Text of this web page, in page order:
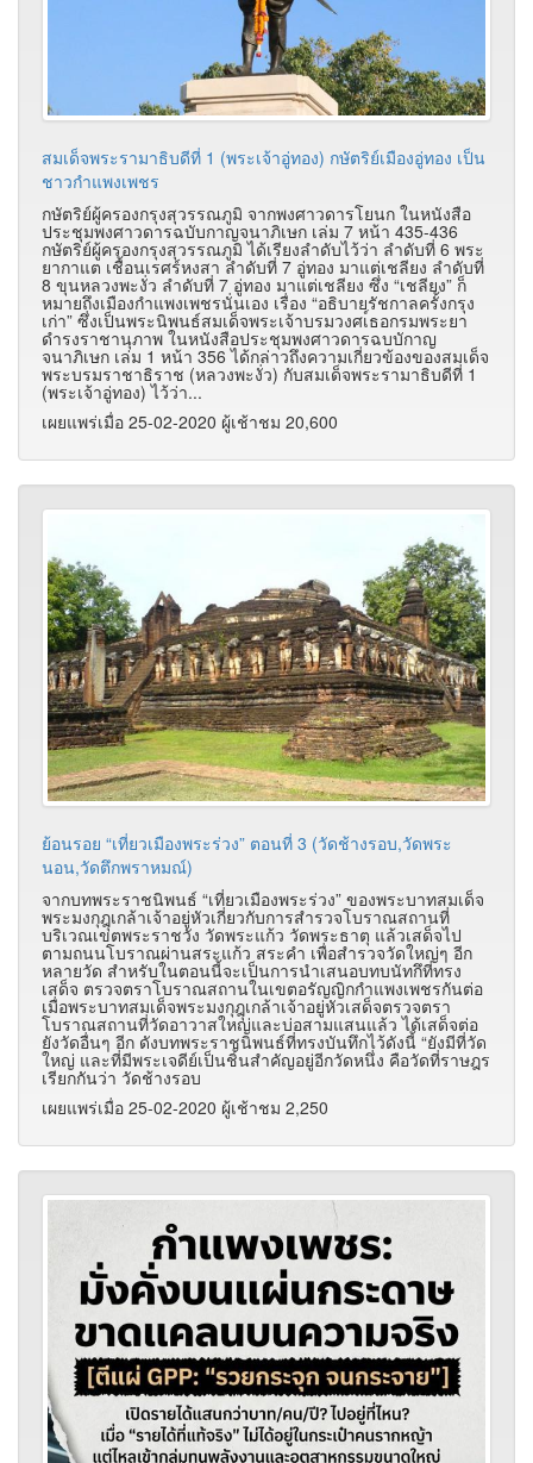
สมเด็จพระรามาธิบดีที่ 1 (พระเจ้าอู่ทอง) กษัตริย์เมืองอู่ทอง เป็น
ชาวกำแพงเพชร
กษัตริย์ผู้ครองกรุงสุวรรณภูมิ จากพงศาวดารโยนก ในหนังสือ
ประชุมพงศาวดารฉบับกาญจนาภิเษก เล่ม 7 หน้า 435-436
กษัตริย์ผู้ครองกรุงสุวรรณภูมิ ได้เรียงลำดับไว้ว่า ลำดับที่ 6 พระ
ยากาแต เชื้อนเรศร์หงสา ลำดับที่ 7 อู่ทอง มาแต่เชลียง ลำดับที่
8 ขุนหลวงพะงั่ว ลำดับที่ 7 อู่ทอง มาแต่เชลียง ซึ่ง “เชลียง” ก็
หมายถึงเมืองกำแพงเพชรนั่นเอง เรื่อง “อธิบายรัชกาลครั้งกรุง
เก่า” ซึ่งเป็นพระนิพนธ์สมเด็จพระเจ้าบรมวงศเ์ธอกรมพระยา
ดำรงราชานุภาพ ในหนังสือประชุมพงศาวดารฉบบักาญ
จนาภิเษก เล่ม 1 หน้า 356 ได้กล่าวถึงความเกี่ยวข้องของสมเด็จ
พระบรมราชาธิราช (หลวงพะงั่ว) กับสมเด็จพระรามาธิบดีที่ 1
(พระเจ้าอู่ทอง) ไว้ว่า...
เผยแพร่เมื่อ 25-02-2020 ผู้เช้าชม 20,600
ย้อนรอย “เที่ยวเมืองพระร่วง” ตอนที่ 3 (วัดช้างรอบ,วัดพระ
นอน,วัดตึกพราหมณ์)
จากบทพระราชนิพนธ์ “เที่ยวเมืองพระร่วง” ของพระบาทสมเด็จ
พระมงกุฎุเกล้าเจ้าอยู่หัวเกี่ยวกับการสำรวจโบราณสถานที่
บริเวณเขตพระราชวัง วัดพระแก้ว วัดพระธาตุ แล้วเสด็จไป
ตามถนนโบราณผ่านสระแก้ว สระคำ เพื่อสำรวจวัดใหญ่ๆ อีก
หลายวัด สำหรับในตอนนี้จะเป็นการนำเสนอบทบนัทกึที่ทรง
เสด็จ ตรวจตราโบราณสถานในเขตอรัญญิกกำแพงเพชรกันต่อ
เมื่อพระบาทสมเด็จพระมงกุฎุเกล้าเจ้าอยู่หัวเสด็จตรวจตรา
โบราณสถานที่วัดอาวาสใหญ่และบ่อสามแสนแล้ว ได้เสด็จต่อ
ยังวัดอื่นๆ อีก ดังบทพระราชนิพนธ์ที่ทรงบันทึกไว้ดังนี้ “ยังมีที่วัด
ใหญ่ และที่มีพระเจดีย์เป็นชิ้นสำคัญอยู่อีกวัดหนึ่ง คือวัดที่ราษฎร
เรียกกันว่า วัดช้างรอบ
เผยแพร่เมื่อ 25-02-2020 ผู้เช้าชม 2,250